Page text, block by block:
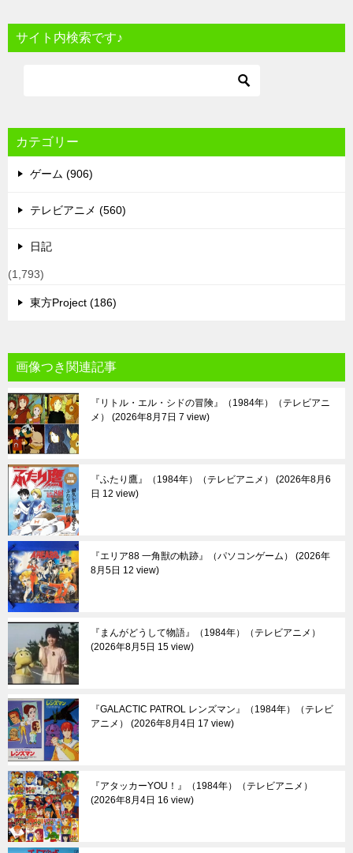
サイト内検索です♪
カテゴリー
ゲーム (906)
テレビアニメ (560)
日記
(1,793)
東方Project (186)
画像つき関連記事
『リトル・エル・シドの冒険』（1984年）（テレビアニ
メ）
2026年8月7日 7 view
『ふたり鷹』（1984年）（テレビアニメ）
2026年8月6
日 12 view
『エリア88 一角獣の軌跡』（パソコンゲーム）
2026年
8月5日 12 view
『まんがどうして物語』（1984年）（テレビアニメ）
2026年8月5日 15 view
『GALACTIC PATROL レンズマン』（1984年）（テレビ
アニメ）
2026年8月4日 17 view
『アタッカーYOU！』（1984年）（テレビアニメ）
2026年8月4日 16 view